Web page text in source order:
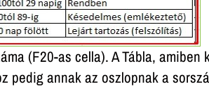
(F20-as cella). A Tábla, amiben
pedig annak az oszlopnak a